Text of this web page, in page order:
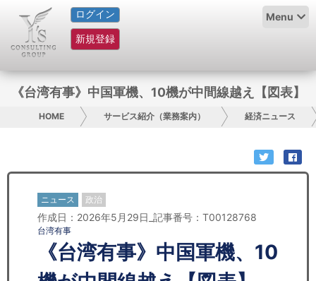
ログイン
新規登録
Menu
HOME
サービス紹介
コラム
グループ概要
日本人にPR
コンサルティング
《台湾有事》中国軍機、10機が中間線越え【図表】
HOME サービス紹介（業務案内） 経済ニュース
ニュース 政治
作成日：2026年5月29日_記事番号：T00128768
台湾有事
《台湾有事》中国軍機、10